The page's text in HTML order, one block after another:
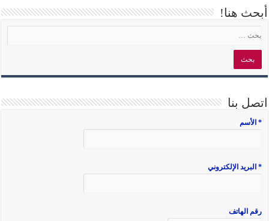
أبحث هنا!
اتصل بنا
* الأسم
* البريد الإلكتروني
رقم الهاتف